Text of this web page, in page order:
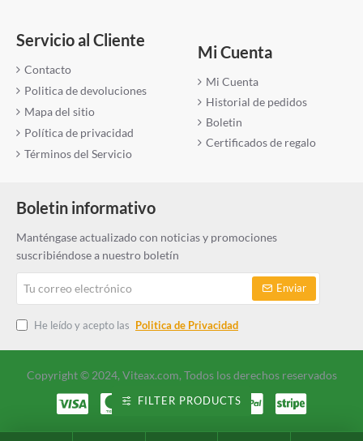
Servicio al Cliente
Contacto
Politica de devoluciones
Mapa del sitio
Política de privacidad
Términos del Servicio
Mi Cuenta
Mi Cuenta
Historial de pedidos
Boletin
Certificados de regalo
Boletin informativo
Manténgase actualizado con noticias y promociones
suscribiéndose a nuestro boletín
correo
Enviar
He leído y acepto las Politica de Privacidad
Copyright © 2024, Viteax.com, Todos los derechos reservados
FILTER PRODUCTS